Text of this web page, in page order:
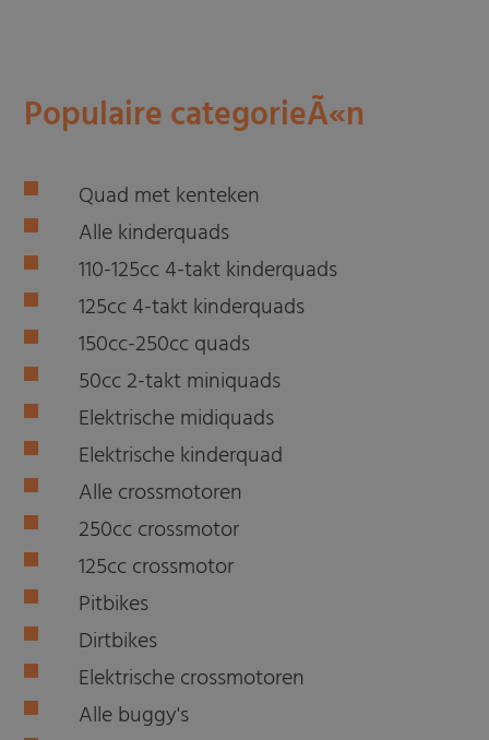
Populaire categorieÃ«n
Quad met kenteken
Alle kinderquads
110-125cc 4-takt kinderquads
125cc 4-takt kinderquads
150cc-250cc quads
50cc 2-takt miniquads
Elektrische midiquads
Elektrische kinderquad
Alle crossmotoren
250cc crossmotor
125cc crossmotor
Pitbikes
Dirtbikes
Elektrische crossmotoren
Alle buggy's